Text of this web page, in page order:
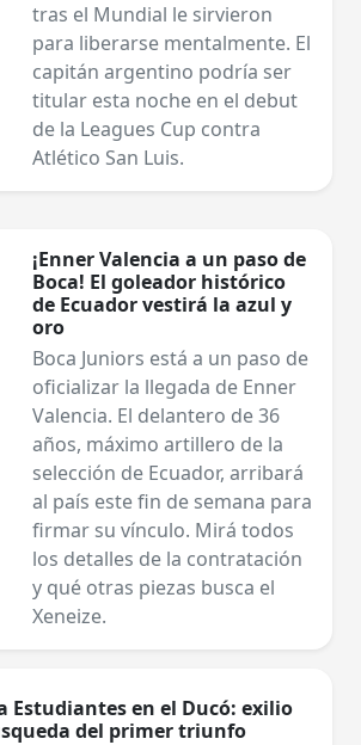
tras el Mundial le sirvieron
para liberarse mentalmente. El
capitán argentino podría ser
titular esta noche en el debut
de la Leagues Cup contra
Atlético San Luis.
¡Enner Valencia a un paso de
Boca! El goleador histórico
de Ecuador vestirá la azul y
oro
Boca Juniors está a un paso de
oficializar la llegada de Enner
Valencia. El delantero de 36
años, máximo artillero de la
selección de Ecuador, arribará
al país este fin de semana para
firmar su vínculo. Mirá todos
los detalles de la contratación
y qué otras piezas busca el
Xeneize.
Estudiantes en el Ducó: exilio
del primer triunfo